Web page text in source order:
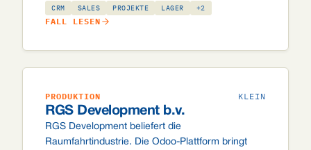
Buchhaltung in Twinfield bleibt. Die Integration
leitet Rechnungen automatisch weiter, ohne
CRM SALES PROJEKTE LAGER +2
FALL LESEN
PRODUKTION KLEIN
RGS Development b.v.
RGS Development beliefert die
Raumfahrtindustrie. Die Odoo-Plattform bringt